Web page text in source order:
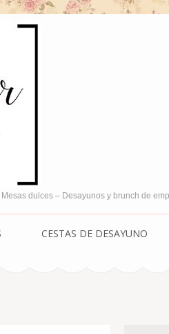
dulces – Desayunos y brunch de
CESTAS DE DESAYUNO